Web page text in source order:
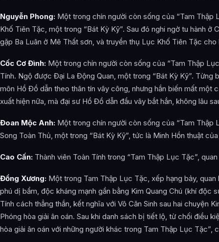
Nguyễn Phong: Một trong chín người còn sống của “Tam Thập
Khố Tiên Tặc, một trong “Bát Kỳ Kỹ”. Sau đó nghi ngờ tu hành ở
gặp Ba Luân ở Mê Thất sơn, và truyền thụ Lục Khố Tiên Tặc cho
Cốc Cơ Đình: Một trong chín người còn sống của “Tam Thập
Tính. Ngộ được Đại La Động Quan, một trong “Bát Kỳ Kỹ”. Từng
môn Hồ Đồ dẫn theo thân tín vây công, nhưng hắn biến mất một
xuất hiện nữa, mà đại sư Hồ Đồ dẫn đầu vây bắt hắn, không lâu
Đoan Mộc Anh: Một trong chín người còn sống của “Tam Thập
Song Toàn Thủ, một trong “Bát Kỳ Kỹ”, tức là Minh Hồn thuật
Cao Cấn: Thành viên Toàn Tính trong “Tam Thập Lục Tặc”,
Đổng Xương: Một trong Tam Thập Lục Tặc, xếp hạng bảy,
phú dị bẩm, độc kháng mạnh gần bằng Kim Quang Chú (khí độc
Tính cách thẳng thắn, kết nghĩa với Vô Căn Sinh sau hai chuyện
Phóng hòa giải ân oán. Sau khi danh sách bị tiết lộ, từ chối điều
hòa giải ân oán với những người khác trong Tam Thập Lục Tặc”,